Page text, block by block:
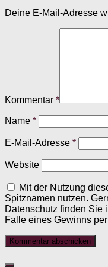
Deine E-Mail-Adresse
Kommentar *
Name *
E-Mail-Adresse *
Website
Mit der Nutzung
Spitznamen nutzen.
Datenschutz finden Sie
Falle eines Gewinns